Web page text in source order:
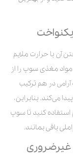
آن با حرارت ملایم
مواد مغذی سوپ را از
در هم ترکیب
می‌کند. بنابراین،
کنید تا سوپ
باقی بمانند.
غیرضروری